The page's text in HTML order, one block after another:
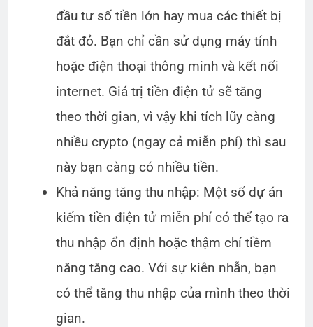
đầu tư số tiền lớn hay mua các thiết bị
đắt đỏ. Bạn chỉ cần sử dụng máy tính
hoặc điện thoại thông minh và kết nối
internet. Giá trị tiền điện tử sẽ tăng
theo thời gian, vì vậy khi tích lũy càng
nhiều crypto (ngay cả miễn phí) thì sau
này bạn càng có nhiều tiền.
Khả năng tăng thu nhập: Một số dự án
kiếm tiền điện tử miễn phí có thể tạo ra
thu nhập ổn định hoặc thậm chí tiềm
năng tăng cao. Với sự kiên nhẫn, bạn
có thể tăng thu nhập của mình theo thời
gian.